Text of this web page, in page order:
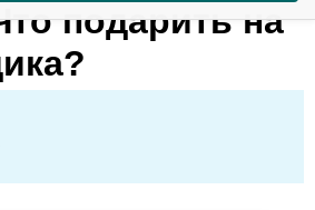
подарить на